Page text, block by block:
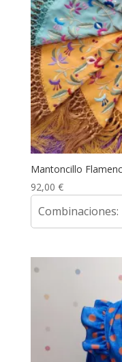
Mantoncillo
92,00 €
Combinaciones: